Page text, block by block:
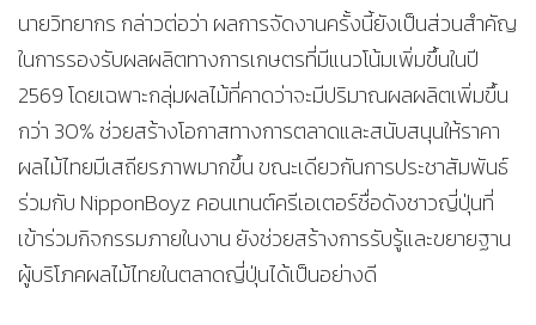
นายวิทยากร กล่าวต่อว่า ผลการจัดงานครั้งนี้ยังเป็นส่วนสำคัญ
ในการรองรับผลผลิตทางการเกษตรที่มีแนวโน้มเพิ่มขึ้นในปี
2569 โดยเฉพาะกลุ่มผลไม้ที่คาดว่าจะมีปริมาณผลผลิตเพิ่มขึ้น
กว่า 30% ช่วยสร้างโอกาสทางการตลาดและสนับสนุนให้ราคา
ผลไม้ไทยมีเสถียรภาพมากขึ้น ขณะเดียวกันการประชาสัมพันธ์
ร่วมกับ NipponBoyz คอนเทนต์ครีเอเตอร์ชื่อดังชาวญี่ปุ่นที่
เข้าร่วมกิจกรรมภายในงาน ยังช่วยสร้างการรับรู้และขยายฐาน
ผู้บริโภคผลไม้ไทยในตลาดญี่ปุ่นได้เป็นอย่างดี